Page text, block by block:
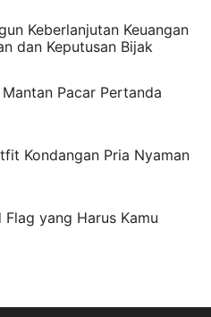
Keberlanjutan Keuangan
dan Keputusan Bijak
Pacar Pertanda
Kondangan Pria Nyaman
yang Harus Kamu